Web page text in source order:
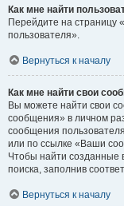
Как мне найти
Перейдите на страницу
пользователя».
Вернуться к началу
Как мне найти свои
Вы можете найти свои
сообщения» в личном
сообщения
или по ссылке «Ваши
Чтобы найти созданные
поиска, заполнив
Вернуться к началу